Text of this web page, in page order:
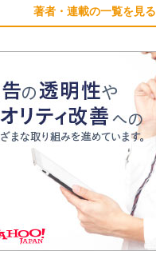
著者・連載の一覧を見る